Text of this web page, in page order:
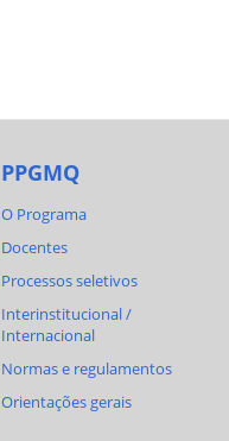
PPGMQ
O Programa
Docentes
Processos seletivos
Interinstitucional /
Internacional
Normas e regulamentos
Orientações gerais